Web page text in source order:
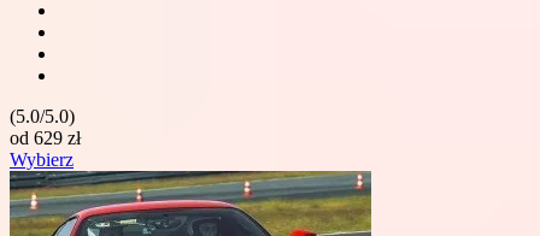
(5.0/5.0)
od 629 zł
Wybierz